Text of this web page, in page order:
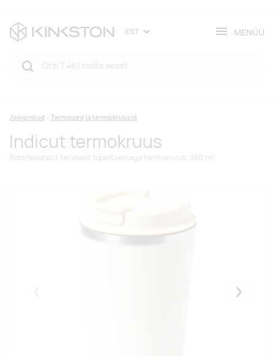
EST MENÜÜ
Jooginõud Termosed ja termokruusid
Indicut termokruus
Roostevabast terasest topeltseinaga termokruus, 350 ml